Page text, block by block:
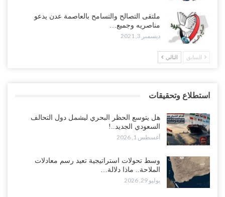
ملتقى التصالح والتسامح بالعاصمة عدن يدعو
مناصريه وجميع…
ديسمبر 3, 2021
السابق التالي
استطلاع وتحقيقات
هل يتوسع الحظر البحري ليشمل دول التحالف
السعودي الجديد..!
أغسطس 1, 2026
وسط تحولات استراتيجية تعيد رسم معادلات
الملاحة.. ماذا دلالة…
يوليو 29, 2026